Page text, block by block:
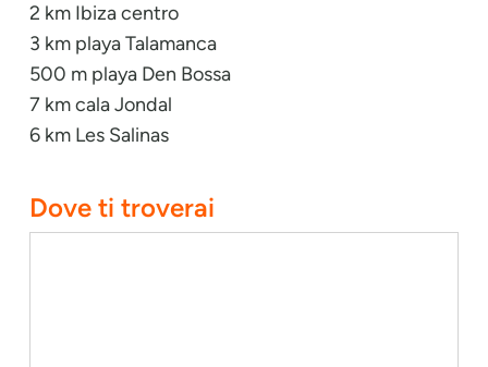
2 km Ibiza centro
3 km playa Talamanca
500 m playa Den Bossa
7 km cala Jondal
6 km Les Salinas
Dove ti troverai